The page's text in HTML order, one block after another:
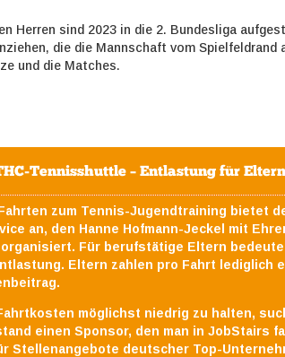
Herren sind 2023 in die 2. Bundesliga
die die Mannschaft vom Spielfeldrand
und die Matches.
Tennisshuttle – Entlastung für Eltern
zum Tennis-Jugendtraining bietet
an, den Hanne Hofmann-Jeckel mit
Für berufstätige Eltern
Eltern zahlen pro Fahrt lediglich
möglichst niedrig zu halten,
einen Sponsor, den man in JobStairs
Stellenangebote deutscher Top-